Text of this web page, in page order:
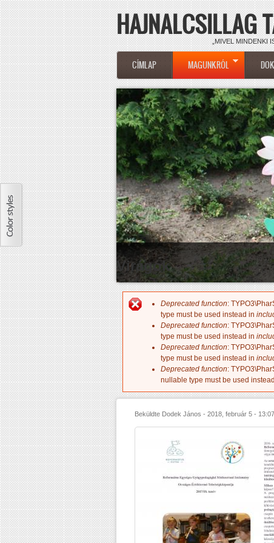
HAJNALCSILLAG
„MIVEL MINDENKI
FŐMENÜ
CÍMLAP MAGUNKRÓL
Virágok
Hibaüzenet
Deprecated function:
type must be used instead in
Deprecated function:
type must be used instead in
Deprecated function:
type must be used instead in
Deprecated function:
nullable type must be used
Beküldte Dodek János - 2018, február 5 - 13:07